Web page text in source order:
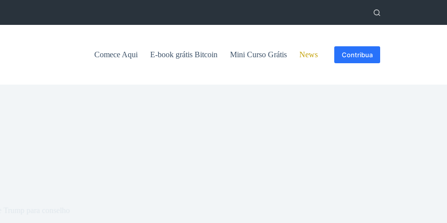
Comece Aqui E-book grátis Bitcoin Mini Curso Grátis News Contribua